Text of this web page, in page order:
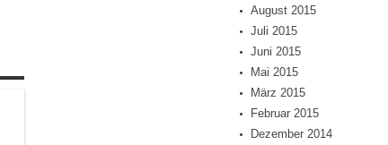
August 2015
Juli 2015
Juni 2015
Mai 2015
März 2015
Februar 2015
Dezember 2014